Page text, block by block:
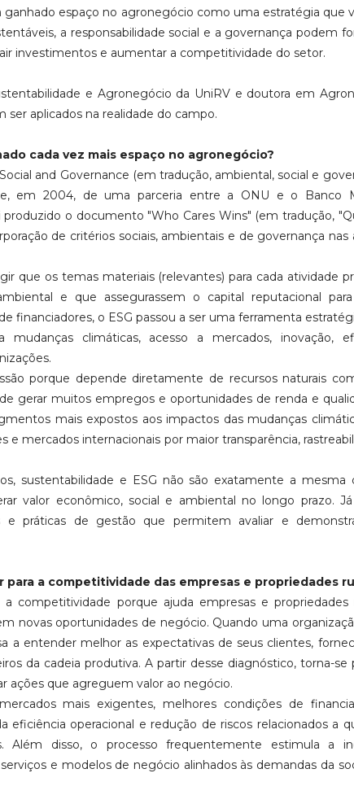
ganhado espaço no agronegócio como uma estratégia que
a responsabilidade social e a governança podem
investimentos e aumentar a competitividade do setor.
e Agronegócio da UniRV e doutora em
ser aplicados na realidade do campo.
cada vez mais espaço no agronegócio?
and Governance (em tradução, ambiental, social e
em 2004, de uma parceria entre a ONU e o Banco
o documento "Who Cares Wins" (em tradução,
de critérios sociais, ambientais e de governança nas
que os temas materiais (relevantes) para cada atividade
e que assegurassem o capital reputacional
financiadores, o ESG passou a ser uma ferramenta
climáticas, acesso a mercados, inovação,
porque depende diretamente de recursos naturais
gerar muitos empregos e oportunidades de renda e
mais expostos aos impactos das mudanças
mercados internacionais por maior transparência,
sustentabilidade e ESG não são exatamente a mesma
valor econômico, social e ambiental no longo prazo.
práticas de gestão que permitem avaliar e
a competitividade das empresas e propriedades
competitividade porque ajuda empresas e propriedades
novas oportunidades de negócio. Quando uma
a entender melhor as expectativas de seus clientes,
da cadeia produtiva. A partir desse diagnóstico, torna-se
ações que agreguem valor ao negócio.
mais exigentes, melhores condições de
operacional e redução de riscos relacionados a
Além disso, o processo frequentemente estimula a
e modelos de negócio alinhados às demandas da